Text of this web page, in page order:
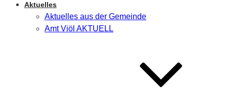
Aktuelles
Aktuelles aus der Gemeinde
Amt Viöl AKTUELL